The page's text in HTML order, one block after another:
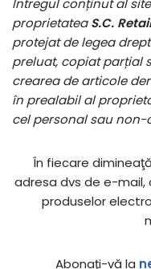
Întregul conținut al
proprietateaS.C.
protejat de legea
preluat, copiat parțial
crearea de articole
în prealabil al
cel personal sau non-
În fiecare
adresa dvs de e-
produselor
Abonaţi-vă la